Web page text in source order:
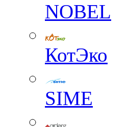
NOBEL
КотЭко
SIME